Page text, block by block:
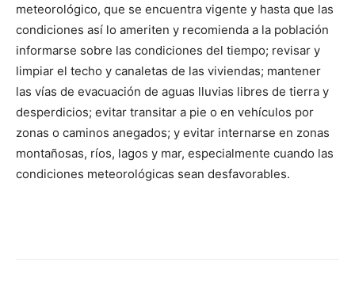
meteorológico, que se encuentra vigente y hasta que las
condiciones así lo ameriten y recomienda a la población
informarse sobre las condiciones del tiempo; revisar y
limpiar el techo y canaletas de las viviendas; mantener
las vías de evacuación de aguas lluvias libres de tierra y
desperdicios; evitar transitar a pie o en vehículos por
zonas o caminos anegados; y evitar internarse en zonas
montañosas, ríos, lagos y mar, especialmente cuando las
condiciones meteorológicas sean desfavorables.